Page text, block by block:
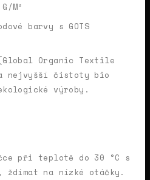
M²
barvy s GOTS
Organic Textile
nejvyšší čistoty bio
výroby.
při teplotě do 30 °C s
ždímat na nízké otáčky.